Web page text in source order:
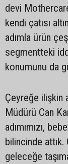
devi
kendi çatısı
adımla ürün
segmentteki
konumunu da
Çeyreğe ilişkin
Müdürü Can
adımımızı,
bilincinde attık.
geleceğe taşıma